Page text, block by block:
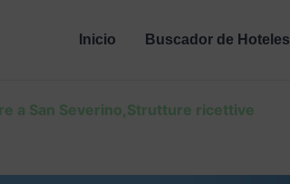
Inicio Buscador de Hoteles
a San Severino,Strutture ricettive